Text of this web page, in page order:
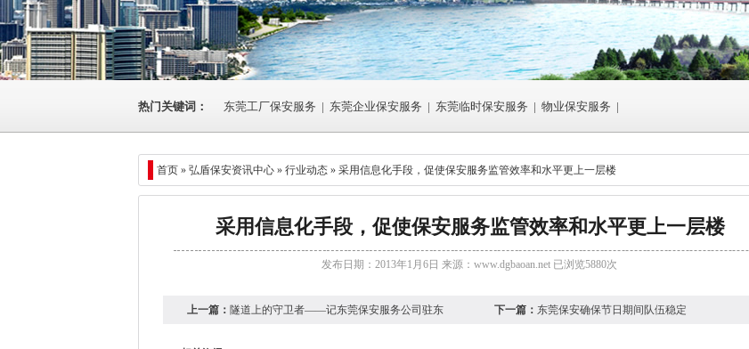
热门关键词： 东莞工厂保安服务 | 东莞企业保安服务 | 东莞临时保安服务 | 物业保安服务 |
首页 » 弘盾保安资讯中心» 行业动态» 采用信息化手段，促使保安服务监管效率和水平更上一层楼
采用信息化手段，促使保安服务监管效率和水平更上一层楼
发布日期：2013年1月6日 来源：www.dgbaoan.net 已浏览5880次
上一篇： 隧道上的守卫者——记东莞保安服务公司驻东 下一篇： 东莞保安确保节日期间队伍稳定